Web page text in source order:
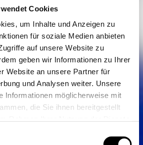
Cookies
um Inhalte und Anzeigen zu
für soziale Medien anbieten
auf unsere Website zu
geben wir Informationen zu Ihrer
Website an unsere Partner für
und Analysen weiter. Unsere
Informationen möglicherweise mit
die Sie ihnen bereitgestellt